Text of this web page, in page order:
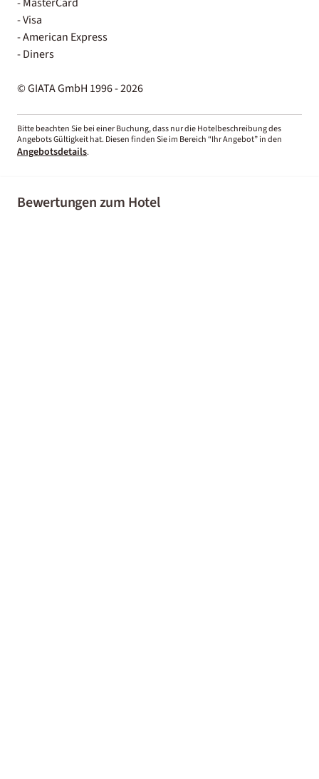
- Visa
- American Express
- Diners
© GIATA GmbH 1996 - 2026
Bitte beachten Sie bei einer Buchung, dass nur die Hotelbeschreibung des
Angebots Gültigkeit hat. Diesen finden Sie im Bereich “Ihr Angebot” in den
Angebotsdetails.
Bewertungen zum Hotel